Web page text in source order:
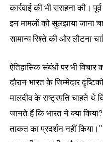
कार्रवाई की भी सराहना की।
इन मामलों को सुलझाया जाना
सामान्य रिश्ते की ओर लौटना
ऐतिहासिक संबंधों पर भी
दौरान भारत के जिम्मेदार
मालदीव के राष्ट्रपति चाहते थे
जानते हैं कि भारत ने क्या
ताकत का प्रदर्शन नहीं